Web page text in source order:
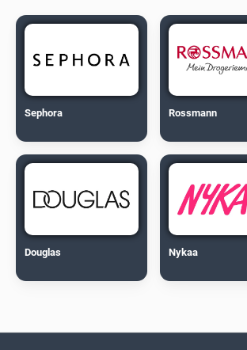
Sephora Rossmann
Douglas Nykaa